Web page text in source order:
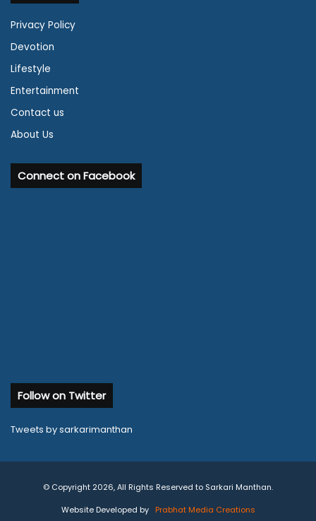
Privacy Policy
Devotion
Lifestyle
Entertainment
Contact us
About Us
Connect on Facebook
Follow on Twitter
Tweets by sarkarimanthan
© Copyright 2026, All Rights Reserved to Sarkari Manthan.
Website Developed by
Prabhat Media Creations